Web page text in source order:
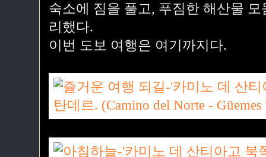
숙소에 짐을 풀고, 푸짐한 해산물
리했다.
이번 도보 여행은 여기까지다.